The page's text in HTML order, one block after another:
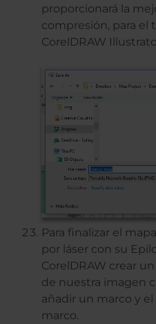
proporcionará la
compresión, para el
CorelDRAW
Para finalizar el
por láser con su
CorelDRAW crear
de nuestra imagen
añadir un marco y
marco.